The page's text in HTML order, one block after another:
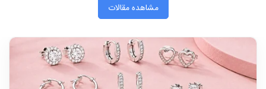
مشاهده مقالات